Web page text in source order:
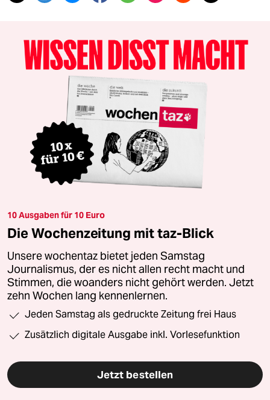
10 Ausgaben für 10 Euro
Die Wochenzeitung mit taz-Blick
Unsere wochentaz bietet jeden Samstag
Journalismus, der es nicht allen recht macht und
Stimmen, die woanders nicht gehört werden. Jetzt
zehn Wochen lang kennenlernen.
Jeden Samstag als gedruckte Zeitung frei Haus
Zusätzlich digitale Ausgabe inkl. Vorlesefunktion
Jetzt bestellen